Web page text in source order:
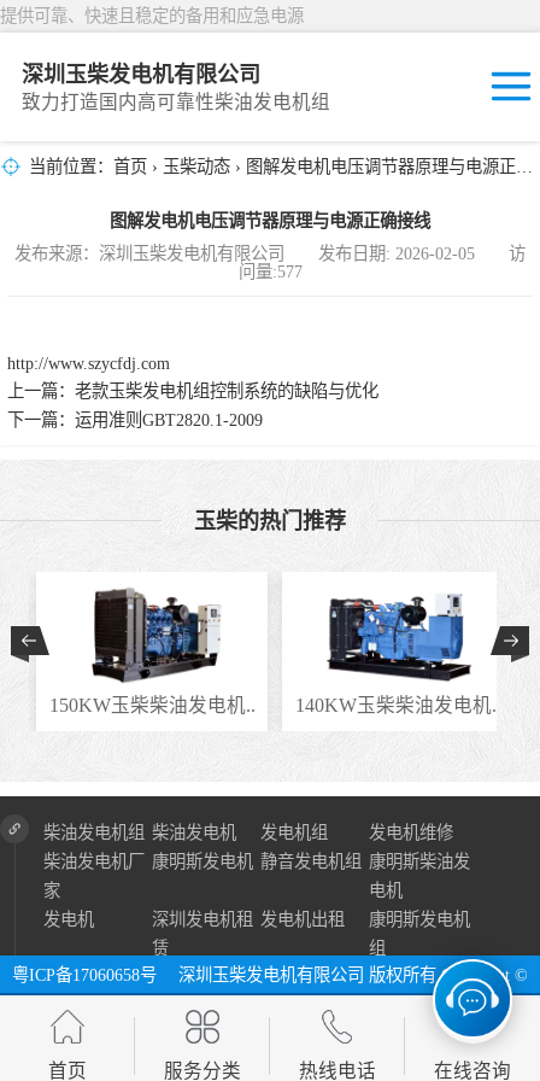
提供可靠、快速且稳定的备用和应急电源
深圳玉柴发电机有限公司
致力打造国内高可靠性柴油发电机组
当前位置： 首页 › 玉柴动态 › 图解发电机电压调节器原理与电源正确接线
图解发电机电压调节器原理与电源正确接线
发布来源：深圳玉柴发电机有限公司 发布日期: 2026-02-05 访
问量:577
http://www.szycfdj.com
上一篇： 老款玉柴发电机组控制系统的缺陷与优化
下一篇： 运用准则GBT2820.1-2009
玉柴的热门推荐
发电机.. 140KW玉柴柴油发电机.. 100KW玉柴柴油发
柴油发电机组 柴油发电机 发电机组
发电机维修
柴油发电机厂
家
康明斯发电机 静音发电机组 康明斯柴油发
电机
发电机
深圳发电机租
赁
发电机出租
康明斯发电机
组
粤ICP备17060658号
深圳玉柴发电机有限公司 版权所有 Copyright ©
2024 All Right Reserve ⓔ 网址：http://www.szycfdj.com网站地图
首页 服务分类 热线电话 在线咨询
固定开放式
封闭撬装式